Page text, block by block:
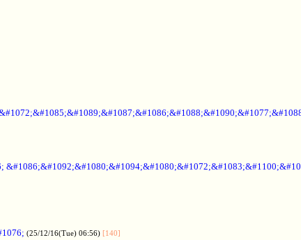
(25/12/16(Tue) 06:56) [140]